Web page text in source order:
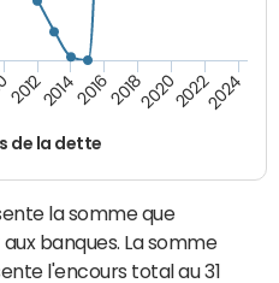
de la dette
2012201420162018202020222024
la somme que
banques. La somme
l'encours total au 31